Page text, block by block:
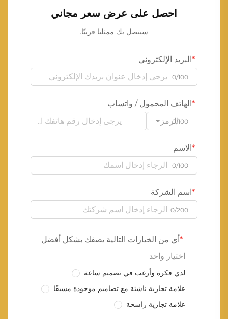
احصل على عرض سعر مجاني
سيتصل بك ممثلنا قريبًا.
البريد الإلكتروني
0/100
الهاتف المحمول / واتساب
الرمز0/100
الاسم
0/100
اسم الشركة
0/200
أي من الخيارات التالية يصفك بشكل أفضل
اختيار واحد
لدي فكرة وأرغب في تصميم ساعة
علامة تجارية ناشئة مع تصاميم موجودة مسبقًا
علامة تجارية راسخة